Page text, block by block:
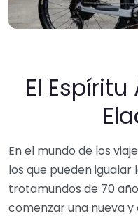
El
En el mundo de los
los que pueden igualar
trotamundos de 70
comenzar una nueva